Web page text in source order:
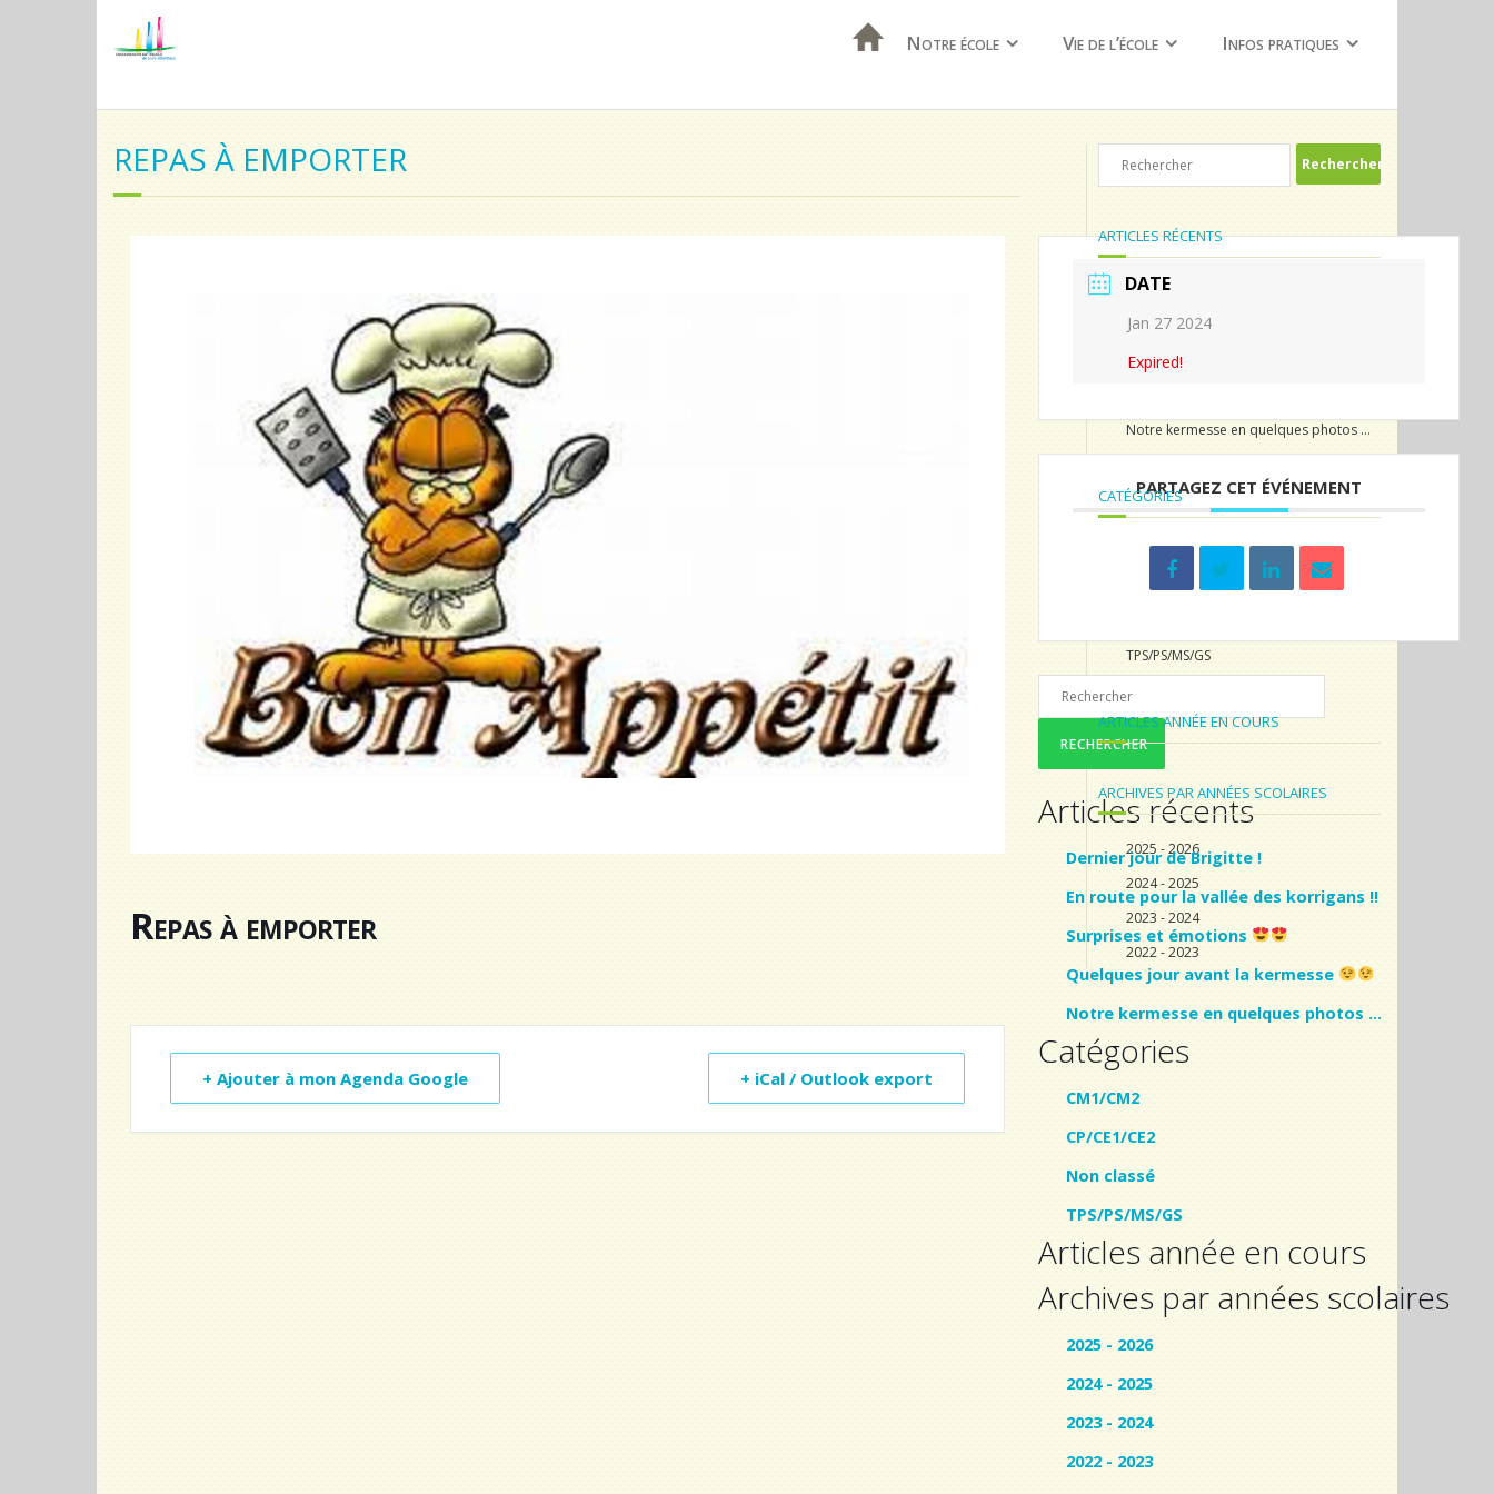
Notre école Vie de l’école Infos pratiques
REPAS À EMPORTER
Repas à emporter
+ Ajouter à mon Agenda Google + iCal / Outlook export
DATE
Jan 27 2024
Expired!
PARTAGEZ CET ÉVÉNEMENT
Articles récents
Dernier jour de Brigitte !
En route pour la vallée des korrigans !!
Surprises et émotions
Quelques jour avant la kermesse
Notre kermesse en quelques photos …
Catégories
CM1/CM2
CP/CE1/CE2
Non classé
TPS/PS/MS/GS
Articles année en cours
Archives par années scolaires
2025 - 2026
2024 - 2025
2023 - 2024
2022 - 2023
ARTICLES RÉCENTS
Dernier jour de Brigitte !
En route pour la vallée des korrigans !!
Surprises et émotions
Notre kermesse en quelques photos …
CATÉGORIES
CM1/CM2
CP/CE1/CE2
TPS/PS/MS/GS
ARTICLES ANNÉE EN COURS
ARCHIVES PAR ANNÉES SCOLAIRES
2025 - 2026
2024 - 2025
2023 - 2024
2022 - 2023